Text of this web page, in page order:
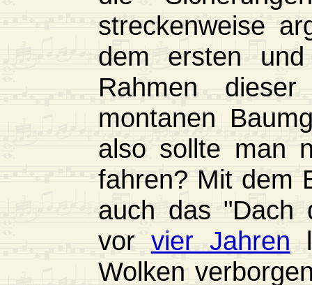
streckenweise
dem ersten
Rahmen
montanen
also sollte man
fahren? Mit dem
auch das "Dach
vor vier Jahren
Wolken